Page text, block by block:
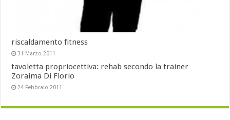
riscaldamento fitness
31 Marzo 2011
tavoletta propriocettiva: rehab secondo la trainer
Zoraima Di Florio
24 Febbraio 2011